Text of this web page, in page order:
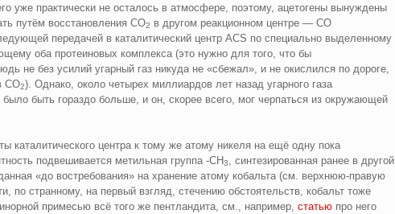
уже практически не осталось в атмосфере, поэтому, ацетогены вынуждены
путём восстановления CO2 в другом реакционном центре — CO
передачей в каталитический центр ACS по специально выделенному
оба протеиновых комплекса (это нужно для того, что бы
не без усилий угарный газ никуда не «сбежал», и не окислился по дороге,
CO2). Однако, около четырех миллиардов лет назад угарного газа
быть гораздо больше, и он, скорее всего, мог черпаться из окружающей
каталитического центра к тому же атому никеля на ещё одну пока
подвешивается метильная группа ‑CH3
, синтезированная ранее в другой
«до востребования» на хранение атому кобальта (см. верхнюю‑правую
по странному, на первый взгляд, стечению обстоятельств, кобальт тоже
примесью всё того же пентландита, см., например, статьюпро него